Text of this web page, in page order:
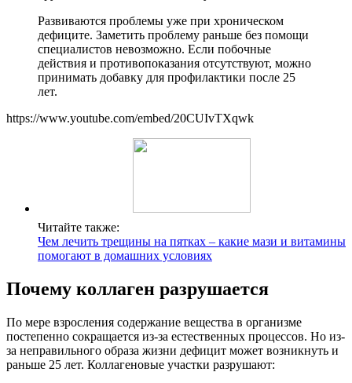
Развиваются проблемы уже при хроническом
дефиците. Заметить проблему раньше без помощи
специалистов невозможно. Если побочные
действия и противопоказания отсутствуют, можно
принимать добавку для профилактики после 25
лет.
https://www.youtube.com/embed/20CUIvTXqwk
Читайте также:
Чем лечить трещины на пятках – какие мази и витамины
помогают в домашних условиях
Почему коллаген разрушается
По мере взросления содержание вещества в организме
постепенно сокращается из-за естественных процессов. Но из-
за неправильного образа жизни дефицит может возникнуть и
раньше 25 лет. Коллагеновые участки разрушают: